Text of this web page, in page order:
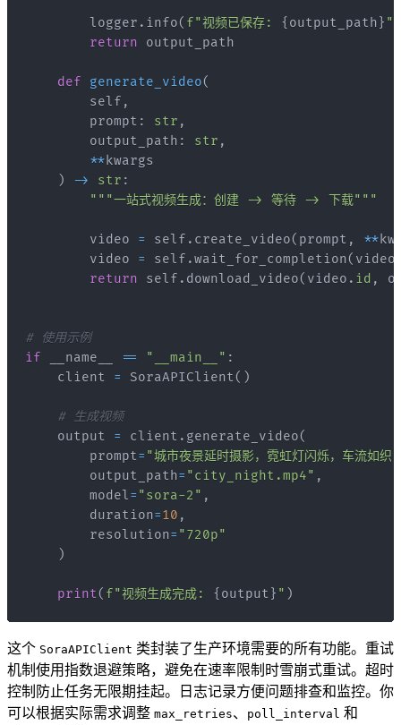
        logger
. info( f"视频已保存: { output_path } "
return
def generate_video(
        self
,
        prompt
: str ,
        output_path
: str ,
**
)
-> str :
"""一站式视频生成：创建 -> 等待 -> 下载"""
        video
= self . create_video( prompt , **
        video
= self .wait_for_completion( video
return self . download_video( video . id ,
# 使用示例
if __name__ == "__main__" :
    client
= SoraAPIClient( )
# 生成视频
    output
= client . generate_video(
        prompt
= "城市夜景延时摄影，霓虹灯闪烁，车流如织
        output_path
= "city_night.mp4" ,
        model
= "sora-2" ,
        duration
=10 ,
        resolution
= "720p"
)
print( f"视频生成完成: { output } " )
这个 SoraAPIClient 类封装了生产环境需要的所有功能。重试
机制使用指数退避策略，避免在速率限制时雪崩式重试。超时
控制防止任务无限期挂起。日志记录方便问题排查和监控。你
可以根据实际需求调整 max_retries、 poll_interval 和